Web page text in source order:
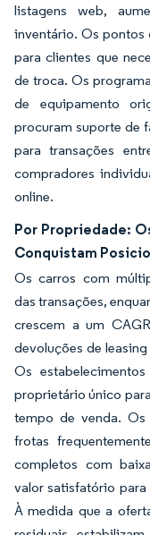
listagens web,
inventário. Os pontos
para clientes que
de troca. Os
de equipamento
procuram suporte de
para transações
compradores
online.
Por Propriedade:
Conquistam
Os carros com
das transações,
crescem a um
devoluções de
Os
proprietário único
tempo de venda. Os
frotas
completos com
valor satisfatório
À medida que a